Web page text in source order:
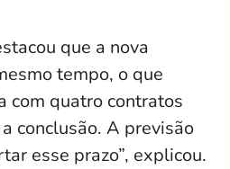
que a nova
tempo, o que
com quatro contratos
conclusão. A previsão
esse prazo”, explicou.